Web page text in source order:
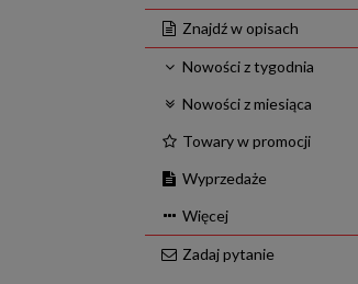
Znajdź w opisach
Nowości z tygodnia
Nowości z miesiąca
Towary w promocji
Wyprzedaże
Więcej
Zadaj pytanie